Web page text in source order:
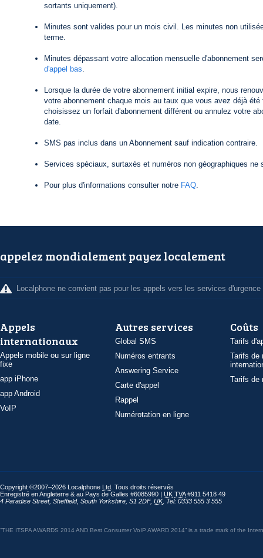
sortants uniquement).
Minutes sont valides pour un mois civil. Les minutes non
terme.
Minutes dépassant votre allocation mensuelle d'abonnement
d'appel bas.
Lorsque la durée de votre abonnement initial expire, nous
votre abonnement chaque mois au taux que vous avez déjà
choisissez un forfait d'abonnement différent ou annulez votre
date.
SMS pas inclus dans un Abonnement sauf indication contraire.
Services spéciaux, surtaxés et numéros non géographiques ne
Pour plus d'informations consulter notre FAQ.
appelez mondialement payez localement
Localphone ne convient pas pour les appels vers les services d'urgence
Appels
internationaux
Appels mobile ou sur ligne
fixe
app iPhone
app Android
VoIP
Autres services
Global SMS
Numéros entrants
Answering Service
Carte d'appel
Rappel
Numérotation en ligne
Coûts
Tarifs
Tarifs de
Tarifs de
Copyright ©2007–2026 Localphone Ltd . Tous droits réservés
Enregistré en Angleterre & au Pays de Galles #6085990 | UK TVA#911 5418 49
4 Paradise Street, Sheffield, South Yorkshire S1 2DF, UK, Tel: 0333 555 3 555
“THE ITSPA AWARDS 2014 AND Best Consumer VoIP AWARD 2014” is a trade mark of the